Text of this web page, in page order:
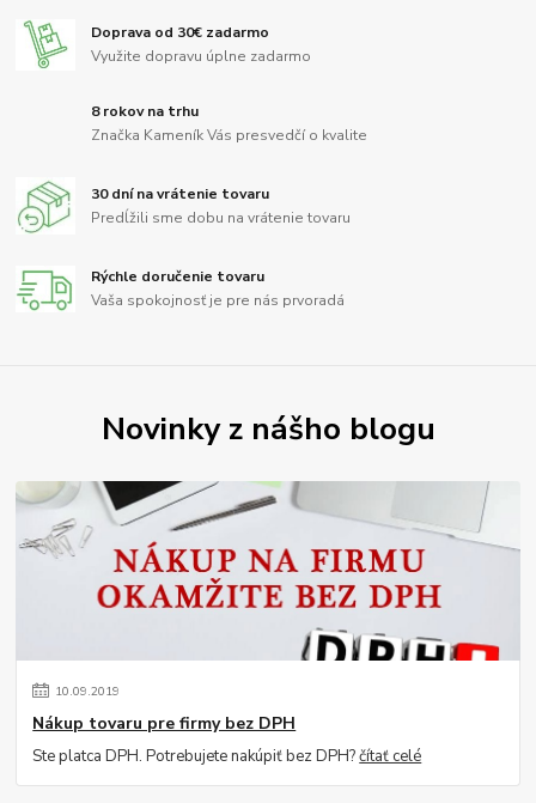
Doprava od 30€ zadarmo
Využite dopravu úplne zadarmo
8 rokov na trhu
Značka Kameník Vás presvedčí o kvalite
30 dní na vrátenie tovaru
Predĺžili sme dobu na vrátenie tovaru
Rýchle doručenie tovaru
Vaša spokojnosť je pre nás prvoradá
Novinky z nášho blogu
10.09.2019
Nákup tovaru pre firmy bez DPH
Ste platca DPH. Potrebujete nakúpiť bez DPH?čítať celé